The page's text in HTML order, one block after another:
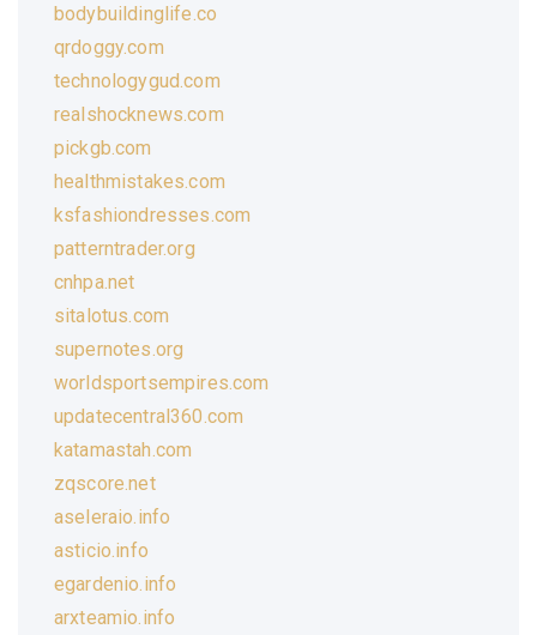
bodybuildinglife.co
qrdoggy.com
technologygud.com
realshocknews.com
pickgb.com
healthmistakes.com
ksfashiondresses.com
patterntrader.org
cnhpa.net
sitalotus.com
supernotes.org
worldsportsempires.com
updatecentral360.com
katamastah.com
zqscore.net
aseleraio.info
asticio.info
egardenio.info
arxteamio.info